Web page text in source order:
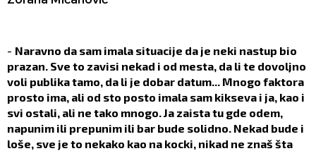
- Naravno da sam imala situacije da je neki nastup bio
prazan. Sve to zavisi nekad i od mesta, da li te dovoljno
voli publika tamo, da li je dobar datum... Mnogo faktora
prosto ima, ali od sto posto imala sam kikseva i ja, kao i
svi ostali, ali ne tako mnogo. Ja zaista tu gde odem,
napunim ili prepunim ili bar bude solidno. Nekad bude i
loše, sve je to nekako kao na kocki, nikad ne znaš šta